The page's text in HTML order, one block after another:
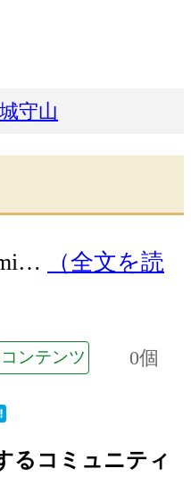
守山
（全文を読
ンテンツ 0個
るコミュニティ